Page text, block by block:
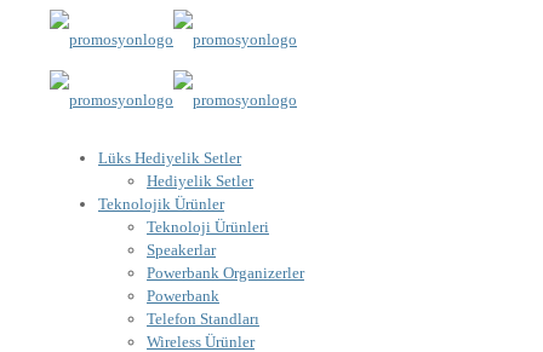
Lüks Hediyelik Setler
Hediyelik Setler
Teknolojik Ürünler
Teknoloji Ürünleri
Speakerlar
Powerbank Organizerler
Powerbank
Telefon Standları
Wireless Ürünler